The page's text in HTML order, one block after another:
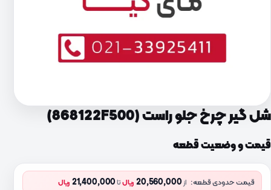
شل گیر چرخ جلو راست (868122F500)
قیمت و وضعیت قطعه
قیمت حدودی قطعه: از20,560,000 ریالتا21,400,000 ریال